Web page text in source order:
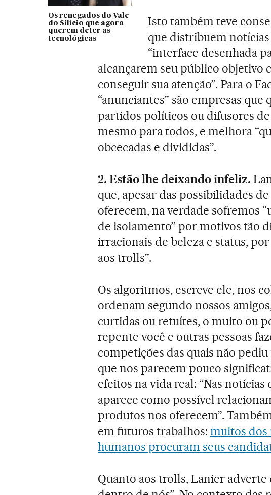
Os renegados do Vale
do Silício que agora
querem deter as
tecnológicas
Isto também teve
que distribuem
“interface desenhada
alcançarem seu público objetivo
conseguir sua atenção”. Para o
“anunciantes” são empresas
partidos políticos ou difusores de
mesmo para todos, e melhora
obcecadas e divididas”.
2. Estão lhe deixando infeliz.
que, apesar das possibilidades
oferecem, na verdade sofremos
de isolamento” por motivos tão
irracionais de beleza e status,
aos trolls”.
Os algoritmos, escreve ele, nos
ordenam segundo nossos
curtidas ou retuítes, o muito ou
repente você e outras pessoas
competições das quais não
que nos parecem pouco
efeitos na vida real: “Nas
aparece como possível
produtos nos oferecem”.
em futuros trabalhos: muitos dos
humanos procuram seus
Quanto aos trolls, Lanier